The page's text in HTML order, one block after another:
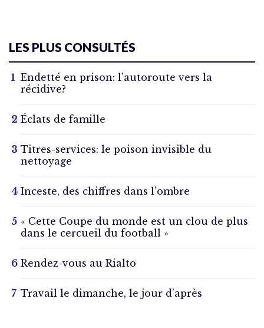
LES PLUS CONSULTÉS
Endetté en prison: l’autoroute vers la
récidive?
Éclats de famille
Titres-services: le poison invisible du
nettoyage
Inceste, des chiffres dans l’ombre
« Cette Coupe du monde est un clou de plus
dans le cercueil du football »
Rendez-vous au Rialto
Travail le dimanche, le jour d’après